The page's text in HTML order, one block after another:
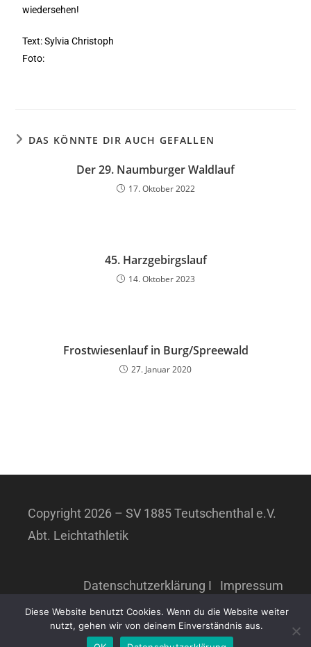
wiedersehen!
Text: Sylvia Christoph
Foto:
DAS KÖNNTE DIR AUCH GEFALLEN
Der 29. Naumburger Waldlauf
17. Oktober 2022
45. Harzgebirgslauf
14. Oktober 2023
Frostwiesenlauf in Burg/Spreewald
27. Januar 2020
Copyright 2026 – SV 1885 Teutschenthal e.V.
Abt. Leichtathletik
Datenschutzerklärung I Impressum
Diese Website benutzt Cookies. Wenn du die Website weiter
nutzt, gehen wir von deinem Einverständnis aus.